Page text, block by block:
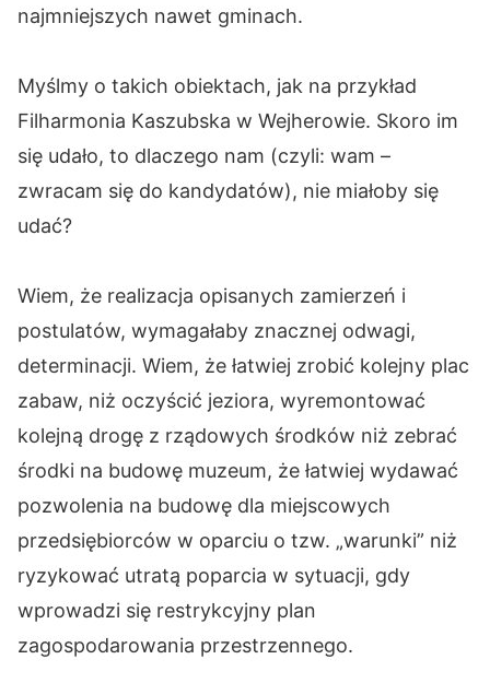
najmniejszych nawet gminach.
Myślmy o takich obiektach, jak na przykład
Filharmonia Kaszubska w Wejherowie. Skoro im
się udało, to dlaczego nam (czyli: wam –
zwracam się do kandydatów), nie miałoby się
udać?
Wiem, że realizacja opisanych zamierzeń i
postulatów, wymagałaby znacznej odwagi,
determinacji. Wiem, że łatwiej zrobić kolejny plac
zabaw, niż oczyścić jeziora, wyremontować
kolejną drogę z rządowych środków niż zebrać
środki na budowę muzeum, że łatwiej wydawać
pozwolenia na budowę dla miejscowych
przedsiębiorców w oparciu o tzw. „warunki” niż
ryzykować utratą poparcia w sytuacji, gdy
wprowadzi się restrykcyjny plan
zagospodarowania przestrzennego.